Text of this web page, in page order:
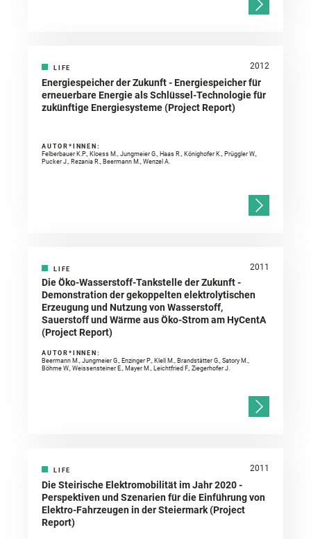
LIFE 2012
Energiespeicher der Zukunft - Energiespeicher für
erneuerbare Energie als Schlüssel-Technologie für
zukünftige Energiesysteme (Project Report)
AUTOR*INNEN:
Felberbauer K.P., Kloess M., Jungmeier G., Haas R., Könighofer K., Prüggler W.,
Pucker J., Rezania R., Beermann M., Wenzel A.
LIFE 2011
Die Öko-Wasserstoff-Tankstelle der Zukunft -
Demonstration der gekoppelten elektrolytischen
Erzeugung und Nutzung von Wasserstoff,
Sauerstoff und Wärme aus Öko-Strom am HyCentA
(Project Report)
AUTOR*INNEN:
Beermann M., Jungmeier G., Enzinger P., Klell M., Brandstätter G., Satory M.,
Böhme W., Weissensteiner E., Mayer M., Leichtfried F., Ziegerhofer J.
LIFE 2011
Die Steirische Elektromobilität im Jahr 2020 -
Perspektiven und Szenarien für die Einführung von
Elektro-Fahrzeugen in der Steiermark (Project
Report)